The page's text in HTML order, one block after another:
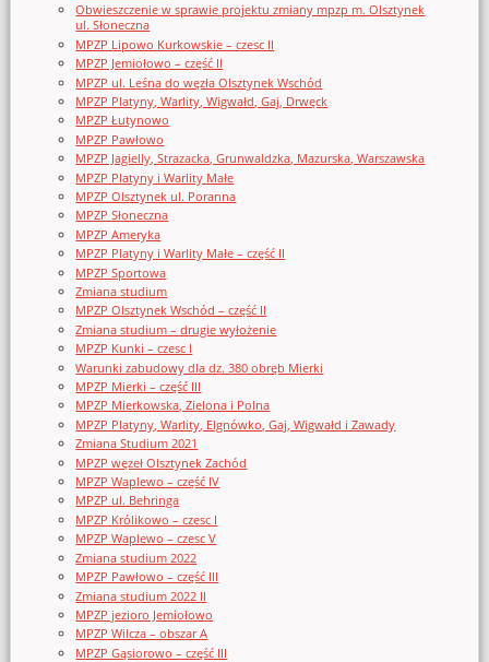
Obwieszczenie w sprawie projektu zmiany mpzp m. Olsztynek
ul. Słoneczna
MPZP Lipowo Kurkowskie – czesc II
MPZP Jemiołowo – część II
MPZP ul. Leśna do węzła Olsztynek Wschód
MPZP Platyny, Warlity, Wigwałd, Gaj, Drwęck
MPZP Łutynowo
MPZP Pawłowo
MPZP Jagielly, Strazacka, Grunwaldzka, Mazurska, Warszawska
MPZP Platyny i Warlity Małe
MPZP Olsztynek ul. Poranna
MPZP Słoneczna
MPZP Ameryka
MPZP Platyny i Warlity Małe – część II
MPZP Sportowa
Zmiana studium
MPZP Olsztynek Wschód – część II
Zmiana studium – drugie wyłożenie
MPZP Kunki – czesc I
Warunki zabudowy dla dz. 380 obręb Mierki
MPZP Mierki – część III
MPZP Mierkowska, Zielona i Polna
MPZP Platyny, Warlity, Elgnówko, Gaj, Wigwałd i Zawady
Zmiana Studium 2021
MPZP węzeł Olsztynek Zachód
MPZP Waplewo – część IV
MPZP ul. Behringa
MPZP Królikowo – czesc I
MPZP Waplewo – czesc V
Zmiana studium 2022
MPZP Pawłowo – część III
Zmiana studium 2022 II
MPZP jezioro Jemiołowo
MPZP Wilcza – obszar A
MPZP Gąsiorowo – część III